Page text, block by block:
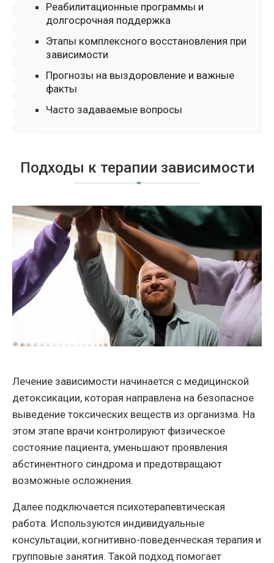
Реабилитационные программы и
долгосрочная поддержка
Этапы комплексного восстановления при
зависимости
Прогнозы на выздоровление и важные
факты
Часто задаваемые вопросы
Подходы к терапии зависимости
Лечение зависимости начинается с медицинской
детоксикации, которая направлена на безопасное
выведение токсических веществ из организма. На
этом этапе врачи контролируют физическое
состояние пациента, уменьшают проявления
абстинентного синдрома и предотвращают
возможные осложнения.
Далее подключается психотерапевтическая
работа. Используются индивидуальные
консультации, когнитивно-поведенческая терапия и
групповые занятия. Такой подход помогает